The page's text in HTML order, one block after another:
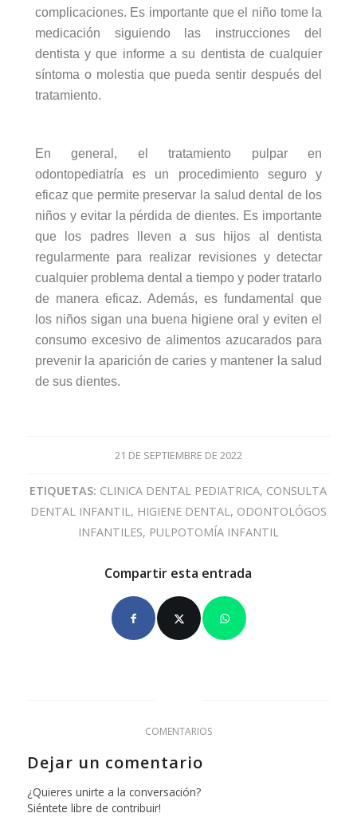
complicaciones. Es importante que el niño tome la
medicación siguiendo las instrucciones del
dentista y que informe a su dentista de cualquier
síntoma o molestia que pueda sentir después del
tratamiento.
En general, el tratamiento pulpar en
odontopediatría es un procedimiento seguro y
eficaz que permite preservar la salud dental de los
niños y evitar la pérdida de dientes. Es importante
que los padres lleven a sus hijos al dentista
regularmente para realizar revisiones y detectar
cualquier problema dental a tiempo y poder tratarlo
de manera eficaz. Además, es fundamental que
los niños sigan una buena higiene oral y eviten el
consumo excesivo de alimentos azucarados para
prevenir la aparición de caries y mantener la salud
de sus dientes.
21 DE SEPTIEMBRE DE 2022
ETIQUETAS: CLINICA DENTAL PEDIATRICA, CONSULTA
DENTAL INFANTIL, HIGIENE DENTAL, ODONTOLÓGOS
INFANTILES, PULPOTOMÍA INFANTIL
Compartir esta entrada
COMENTARIOS
Dejar un comentario
¿Quieres unirte a la conversación?
Siéntete libre de contribuir!